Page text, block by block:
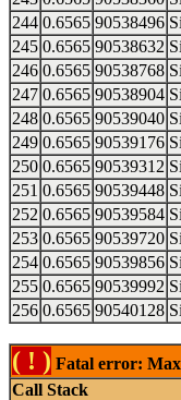
244 0.6565 90538496
245 0.6565 90538632
246 0.6565 90538768
247 0.6565 90538904
248 0.6565 90539040
249 0.6565 90539176
250 0.6565 90539312
251 0.6565 90539448
252 0.6565 90539584
253 0.6565 90539720
254 0.6565 90539856
255 0.6565 90539992
256 0.6565 90540128
( ! ) Fatal error:
Call Stack